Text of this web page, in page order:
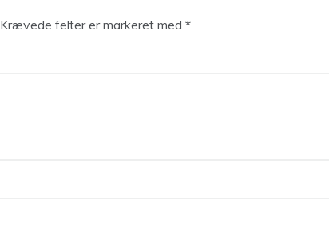
Krævede felter er markeret med *